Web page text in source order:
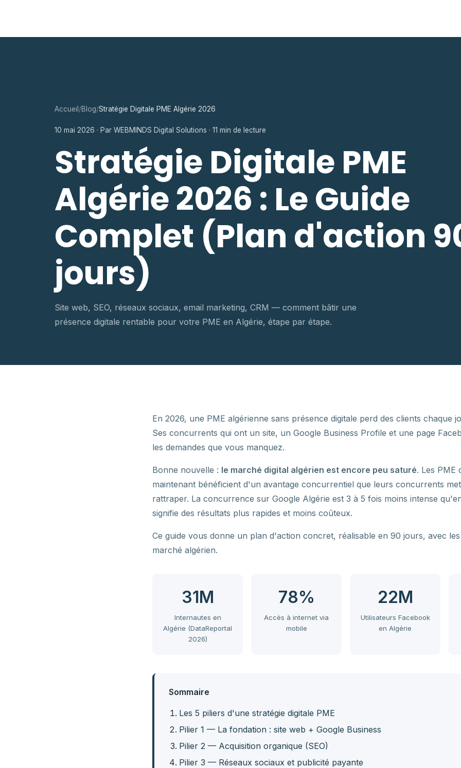
Accueil /Blog/Stratégie Digitale PME Algérie 2026
10 mai 2026 · Par WEBMINDS Digital Solutions · 11 min de lecture
Stratégie Digitale PME
Algérie 2026 : Le Guide
Complet (Plan d'action
jours)
Site web, SEO, réseaux sociaux, email marketing, CRM — comment bâtir une
présence digitale rentable pour votre PME en Algérie, étape par étape.
En 2026, une PME algérienne sans présence digitale perd des clients chaque
Ses concurrents qui ont un site, un Google Business Profile et une page
les demandes que vous manquez.
Bonne nouvelle : le marché digital algérien est encore peu saturé. Les PME
maintenant bénéficient d'un avantage concurrentiel que leurs concurrents
rattraper. La concurrence sur Google Algérie est 3 à 5 fois moins intense
signifie des résultats plus rapides et moins coûteux.
Ce guide vous donne un plan d'action concret, réalisable en 90 jours, avec
marché algérien.
31M
Internautes en
Algérie (DataReportal
2026)
78%
Accès à internet via
mobile
22M
Utilisateurs Facebook
en Algérie
Sommaire
Les 5 piliers d'une stratégie digitale PME
Pilier 1 — La fondation : site web + Google Business
Pilier 2 — Acquisition organique (SEO)
Pilier 3 — Réseaux sociaux et publicité payante